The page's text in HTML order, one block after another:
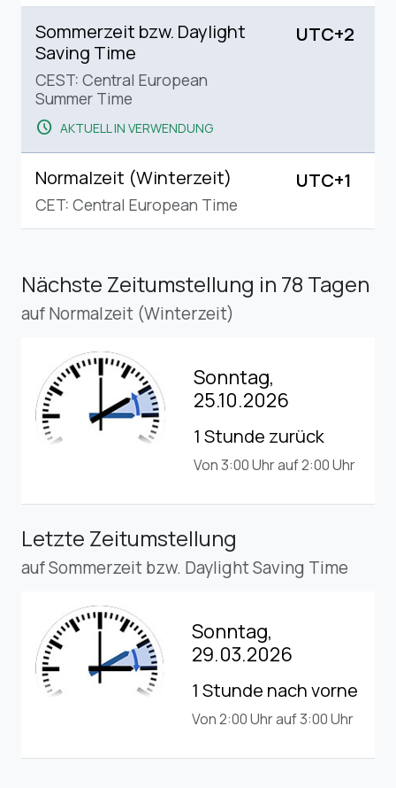
Sommerzeit bzw. Daylight
Saving Time
CEST: Central European
Summer Time
schedule AKTUELL IN VERWENDUNG
UTC+2
Normalzeit (Winterzeit)
CET: Central European Time
UTC+1
Nächste Zeitumstellung in 78 Tagen
auf Normalzeit (Winterzeit)
Sonntag,
25.10.2026
1 Stunde zurück
Von 3:00 Uhr auf 2:00 Uhr
Letzte Zeitumstellung
auf Sommerzeit bzw. Daylight Saving Time
Sonntag,
29.03.2026
1 Stunde nach vorne
Von 2:00 Uhr auf 3:00 Uhr